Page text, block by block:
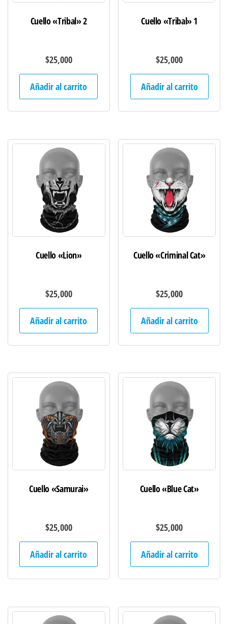
Cuello «Tribal» 2
$25,000
Añadir al carrito
Cuello «Tribal» 1
$25,000
Añadir al carrito
Cuello «Lion»
$25,000
Añadir al carrito
Cuello «Criminal Cat»
$25,000
Añadir al carrito
Cuello «Samurai»
$25,000
Añadir al carrito
Cuello «Blue Cat»
$25,000
Añadir al carrito